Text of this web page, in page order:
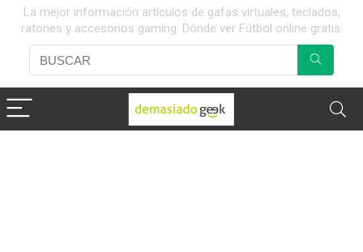
La mejor información artículos de gafas virtuales, teclados,
ratones y accesorios gaming. Dónde ver Fútbol online gratis.